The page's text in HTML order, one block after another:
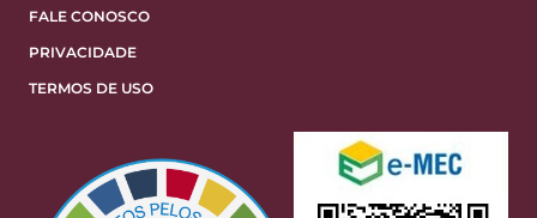
FALE CONOSCO
PRIVACIDADE
TERMOS DE USO